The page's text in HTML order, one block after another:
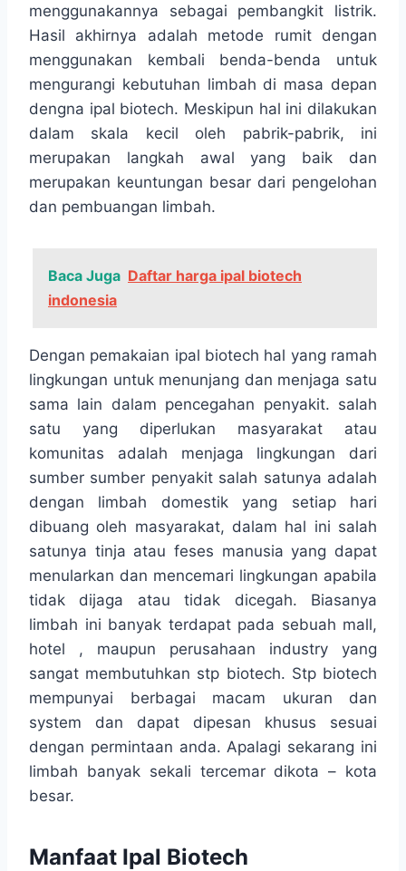
menggunakannya sebagai pembangkit listrik.
Hasil akhirnya adalah metode rumit dengan
menggunakan kembali benda-benda untuk
mengurangi kebutuhan limbah di masa depan
dengna ipal biotech. Meskipun hal ini dilakukan
dalam skala kecil oleh pabrik-pabrik, ini
merupakan langkah awal yang baik dan
merupakan keuntungan besar dari pengelohan
dan pembuangan limbah.
Baca Juga Daftar harga ipal biotech
indonesia
Dengan pemakaian ipal biotech hal yang ramah
lingkungan untuk menunjang dan menjaga satu
sama lain dalam pencegahan penyakit. salah
satu yang diperlukan masyarakat atau
komunitas adalah menjaga lingkungan dari
sumber sumber penyakit salah satunya adalah
dengan limbah domestik yang setiap hari
dibuang oleh masyarakat, dalam hal ini salah
satunya tinja atau feses manusia yang dapat
menularkan dan mencemari lingkungan apabila
tidak dijaga atau tidak dicegah. Biasanya
limbah ini banyak terdapat pada sebuah mall,
hotel , maupun perusahaan industry yang
sangat membutuhkan stp biotech. Stp biotech
mempunyai berbagai macam ukuran dan
system dan dapat dipesan khusus sesuai
dengan permintaan anda. Apalagi sekarang ini
limbah banyak sekali tercemar dikota – kota
besar.
Manfaat Ipal Biotech